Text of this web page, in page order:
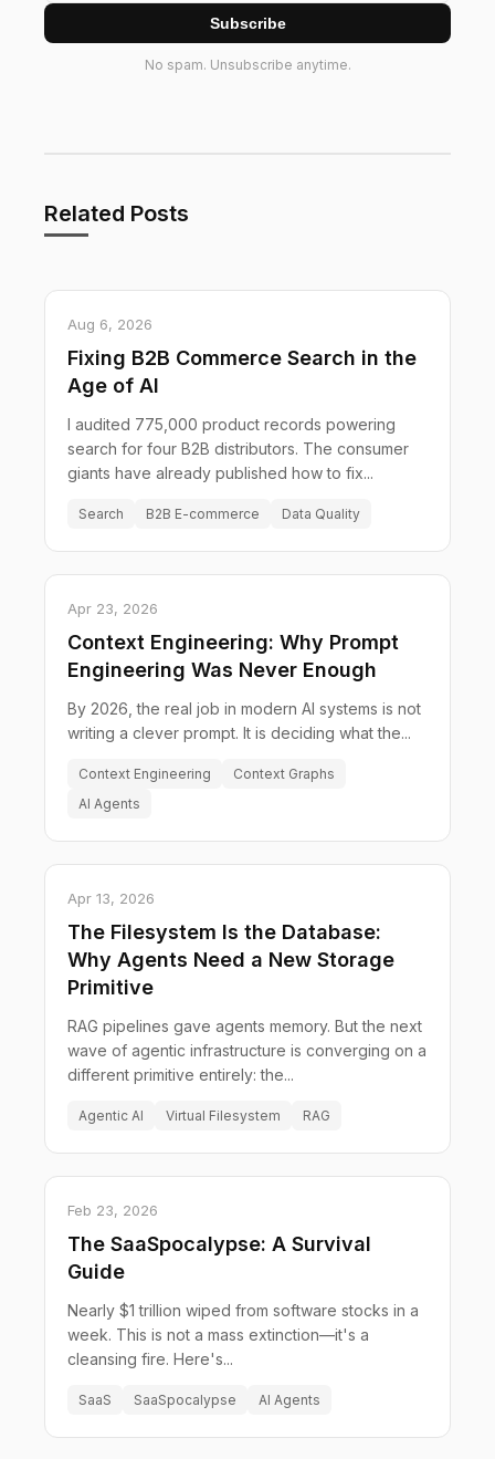
Subscribe
No spam. Unsubscribe anytime.
Related Posts
Aug 6, 2026
Fixing B2B Commerce Search in the
Age of AI
I audited 775,000 product records powering
search for four B2B distributors. The consumer
giants have already published how to fix...
Search B2B E-commerce Data Quality
Apr 23, 2026
Context Engineering: Why Prompt
Engineering Was Never Enough
By 2026, the real job in modern AI systems is not
writing a clever prompt. It is deciding what the...
Context Engineering
Context Graphs
AI Agents
Apr 13, 2026
The Filesystem Is the Database:
Why Agents Need a New Storage
Primitive
RAG pipelines gave agents memory. But the next
wave of agentic infrastructure is converging on a
different primitive entirely: the...
Agentic AI Virtual Filesystem RAG
Feb 23, 2026
The SaaSpocalypse: A Survival
Guide
Nearly $1 trillion wiped from software stocks in a
week. This is not a mass extinction—it's a
cleansing fire. Here's...
SaaS SaaSpocalypse AI Agents